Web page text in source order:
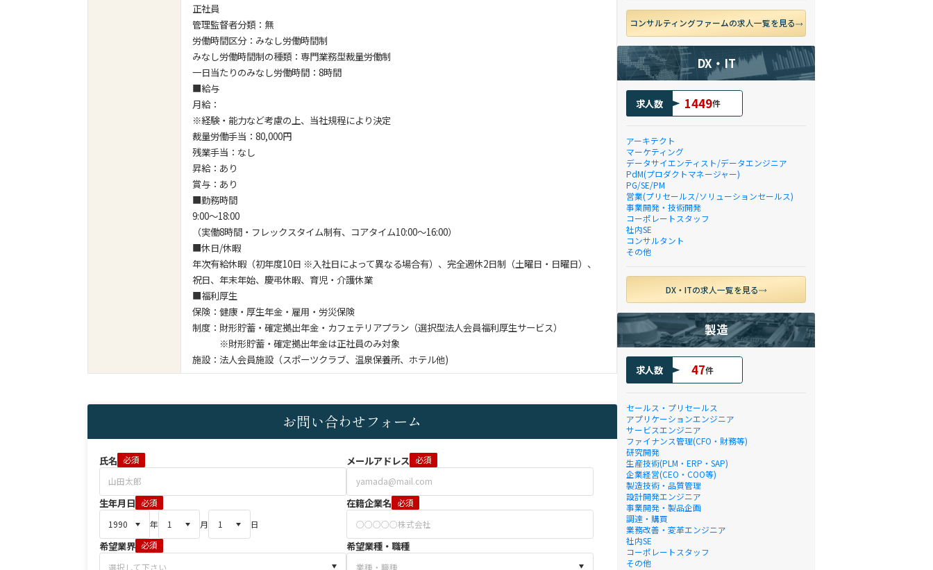
正社員
管理監督者分類：無
労働時間区分：みなし労働時間制
みなし労働時間制の種類：専門業務型裁量労働制
一日当たりのみなし労働時間：8時間
■給与
月給：
※経験・能力など考慮の上、当社規程により決定
裁量労働手当：80,000円
残業手当：なし
昇給：あり
賞与：あり
■勤務時間
9:00～18:00
（実働8時間・フレックスタイム制有、コアタイム10:00～16:00）
■休日/休暇
年次有給休暇（初年度10日 ※入社日によって異なる場合有）、完全週休2日制（土曜日・日曜日）、
祝日、年末年始、慶弔休暇、育児・介護休業
■福利厚生
保険：健康・厚生年金・雇用・労災保険
制度：財形貯蓄・確定拠出年金・カフェテリアプラン（選択型法人会員福利厚生サービス）
※財形貯蓄・確定拠出年金は正社員のみ対象
施設：法人会員施設（スポーツクラブ、温泉保養所、ホテル他)
お問い合わせフォーム
氏名 必須 メールアドレス 必須
生年月日 必須
年
月 日
在籍企業名 必須
希望業界 必須 希望業種・職種
コンサルティングファームの求人一覧を見る
DX・IT
求人数 1449件
アーキテクト
マーケティング
データサイエンティスト/データエンジニア
PdM(プロダクトマネージャー)
PG/SE/PM
営業(プリセールス/ソリューションセールス)
事業開発・技術開発
コーポレートスタッフ
社内SE
コンサルタント
その他
DX・ITの求人一覧を見る
製造
求人数 47件
セールス・プリセールス
アプリケーションエンジニア
サービスエンジニア
ファイナンス管理(CFO・財務等)
研究開発
生産技術(PLM・ERP・SAP)
企業経営(CEO・COO等)
製造技術・品質管理
設計開発エンジニア
事業開発・製品企画
調達・購買
業務改善・変革エンジニア
社内SE
コーポレートスタッフ
その他